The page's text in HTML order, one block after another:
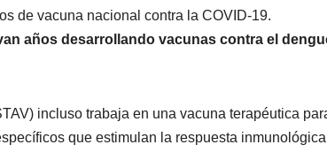
de vacuna nacional contra la COVID-19.
años desarrollando vacunas contra el
incluso trabaja en una vacuna terapéutica
que estimulan la respuesta